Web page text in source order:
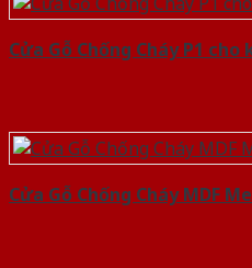
Cửa Gỗ Chống Cháy P1 cho
Cửa Gỗ Chống Cháy MDF